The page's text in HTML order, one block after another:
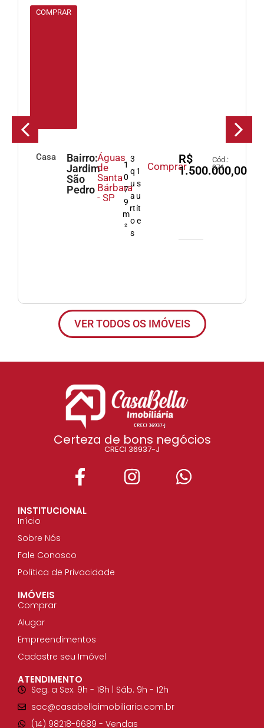
COMPRAR
Casa
Bairro:
Jardim
São
Pedro
Águas
de
Santa
Bárbara
- SP
1
0
7
9
m
²
3
q
u
a
rt
o
s
1
s
u
ít
e
Comprar
R$
1.500.000,00
Cód.:
971
VER TODOS OS IMÓVEIS
Certeza de bons negócios
CRECI 36937-J
INSTITUCIONAL
Início
Sobre Nós
Fale Conosco
Política de Privacidade
IMÓVEIS
Comprar
Alugar
Empreendimentos
Cadastre seu Imóvel
ATENDIMENTO
Seg. a Sex. 9h - 18h | Sáb. 9h - 12h
sac@casabellaimobiliaria.com.br
(14) 98218-6689​ - Vendas